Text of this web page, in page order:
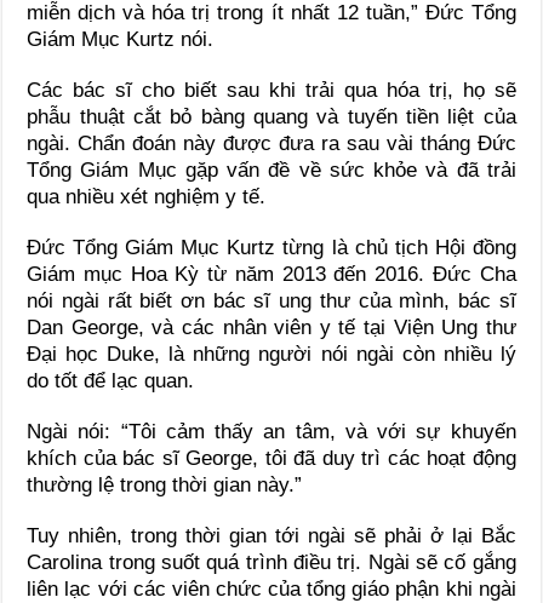
miễn dịch và hóa trị trong ít nhất 12 tuần,” Đức Tổng
Giám Mục Kurtz nói.
Các bác sĩ cho biết sau khi trải qua hóa trị, họ sẽ
phẫu thuật cắt bỏ bàng quang và tuyến tiền liệt của
ngài. Chẩn đoán này được đưa ra sau vài tháng Đức
Tổng Giám Mục gặp vấn đề về sức khỏe và đã trải
qua nhiều xét nghiệm y tế.
Đức Tổng Giám Mục Kurtz từng là chủ tịch Hội đồng
Giám mục Hoa Kỳ từ năm 2013 đến 2016. Đức Cha
nói ngài rất biết ơn bác sĩ ung thư của mình, bác sĩ
Dan George, và các nhân viên y tế tại Viện Ung thư
Đại học Duke, là những người nói ngài còn nhiều lý
do tốt để lạc quan.
Ngài nói: “Tôi cảm thấy an tâm, và với sự khuyến
khích của bác sĩ George, tôi đã duy trì các hoạt động
thường lệ trong thời gian này.”
Tuy nhiên, trong thời gian tới ngài sẽ phải ở lại Bắc
Carolina trong suốt quá trình điều trị. Ngài sẽ cố gắng
liên lạc với các viên chức của tổng giáo phận khi ngài